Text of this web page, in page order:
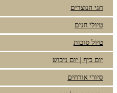
חגי הנוצרים
טיולי חגים
טיול סוכות
יום כיף | יום גיבוש
סיורי אורחים